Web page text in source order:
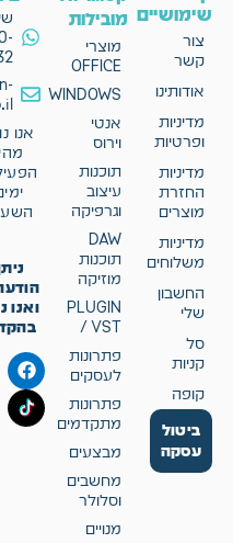
שימושיים
צור
קשר
אודותינו
מדיניות
ופרטיות
מדיניות
החזרת
מוצרים
מדיניות
משלוחים
החשבון
שלי
סל
קניות
קופה
ביטול
עסקה
מובילות
מוצרי
OFFICE
WINDOWS
אנטי
וירוס
תוכנות
עיצוב
וגרפיקה
DAW
תוכנות
מוזיקה
PLUGIN
/ VST
פתרונות
לעסקים
פתרונות
מתקדמים
מבצעים
מחשבים
וסלולר
מנויים
אנו
ואנו